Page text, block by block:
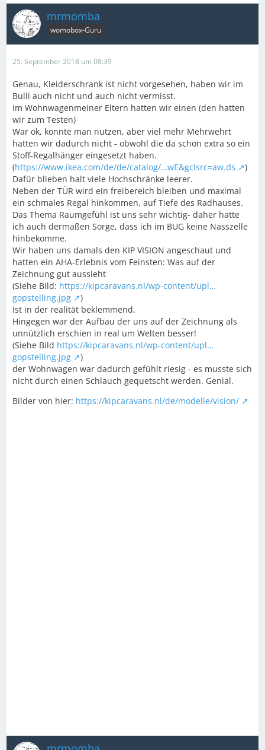
mrmomba
womobox-Guru
25. September 2018 um 08:39
Genau, Kleiderschrank ist nicht vorgesehen, haben wir im
Bulli auch nicht und auch nicht vermisst.
Im Wohnwagenmeiner Eltern hatten wir einen (den hatten
wir zum Testen)
War ok, konnte man nutzen, aber viel mehr Mehrwehrt
hatten wir dadurch nicht - obwohl die da schon extra so ein
Stoff-Regalhänger eingesetzt haben.
(https://www.ikea.com/de/de/catalog/…wE&gclsrc=aw.ds
)
Dafür blieben halt viele Hochschränke leerer.
Neben der TÜR wird ein freibereich bleiben und maximal
ein schmales Regal hinkommen, auf Tiefe des Radhauses.
Das Thema Raumgefühl ist uns sehr wichtig- daher hatte
ich auch dermaßen Sorge, dass ich im BUG keine Nasszelle
hinbekomme.
Wir haben uns damals den KIP VISION angeschaut und
hatten ein AHA-Erlebnis vom Feinsten: Was auf der
Zeichnung gut aussieht
(Siehe Bild: https://kipcaravans.nl/wp-content/upl…
gopstelling.jpg
)
Ist in der realität beklemmend.
Hingegen war der Aufbau der uns auf der Zeichnung als
unnützlich erschien in real um Welten besser!
(Siehe Bild https://kipcaravans.nl/wp-content/upl…
gopstelling.jpg
)
der Wohnwagen war dadurch gefühlt riesig - es musste sich
nicht durch einen Schlauch gequetscht werden. Genial.
Bilder von hier: https://kipcaravans.nl/de/modelle/vision/